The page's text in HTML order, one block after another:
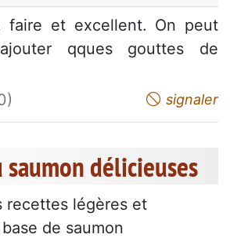
faire et excellent. On peut
qques gouttes de
not appreciate signaler
saumon délicieuses
recettes légères et
de saumon